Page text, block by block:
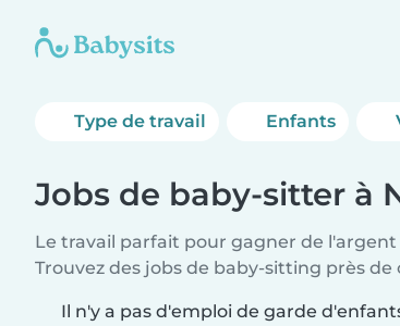
Type de travail Enfants
Jobs de baby-sitter à
Le travail parfait pour gagner de l'argent
Trouvez des jobs de baby-sitting près de
Il n'y a pas d'emploi de garde